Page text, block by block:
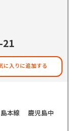
21
に入りに追加する
島本線 鹿児島中